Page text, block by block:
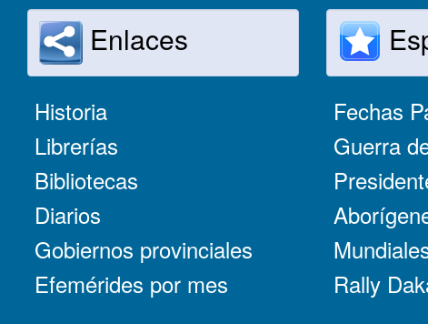
Enlaces
Historia
Librerías
Bibliotecas
Diarios
Gobiernos provinciales
Efemérides por mes
Fechas
Guerra
Rally